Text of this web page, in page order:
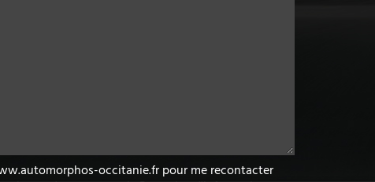
occitanie.fr pour me recontacter